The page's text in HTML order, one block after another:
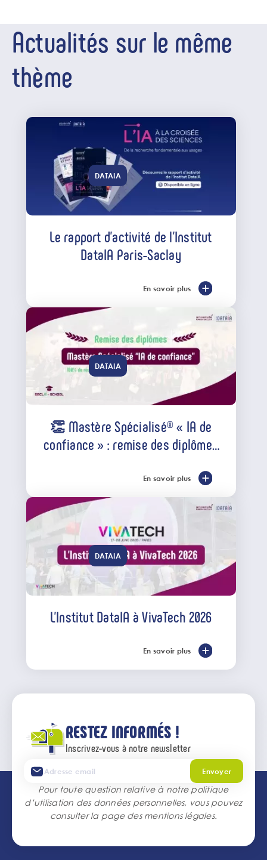
Actualités sur le même
thème
DATAIA
Le rapport d'activité de l'Institut
DataIA Paris-Saclay
En savoir plus
DATAIA
👏 Mastère Spécialisé® « IA de
confiance » : remise des diplômes
En savoir plus
DATAIA
L'Institut DataIA à VivaTech 2026
En savoir plus
RESTEZ INFORMÉS !
Inscrivez-vous à notre newsletter
Envoyer
Pour toute question relative à notre politique
d’utilisation des données personnelles, vous pouvez
consulter la page desmentions légales.